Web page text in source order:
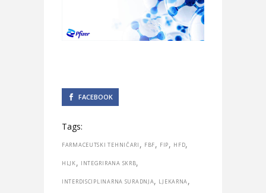
FACEBOOK
Tags:
FARMACEUTSKI TEHNIČARI , FBF, FIP, HFD,
HLJK, INTEGRIRANA SKRB,
INTERDISCIPLINARNA SURADNJA, LJEKARNA,